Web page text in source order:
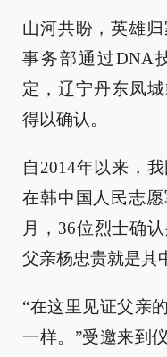
山河共盼，英雄
事务部通过DNA
定，辽宁丹东凤
得以确认。
自2014年以来，
在韩中国人民志
月，36位烈士确
父亲杨忠贵就是其
“在这里见证父亲
一样。”受邀来到